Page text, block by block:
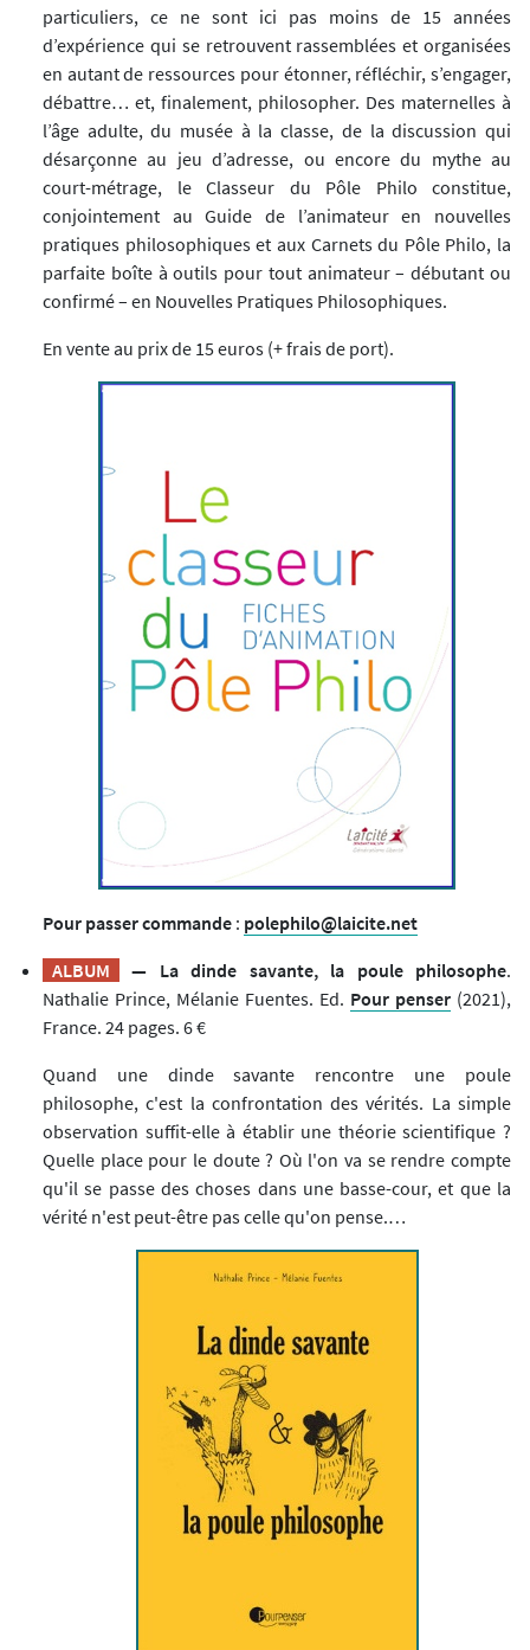
particuliers, ce ne sont ici pas moins de 15 années
d’expérience qui se retrouvent rassemblées et organisées
en autant de ressources pour étonner, réfléchir, s’engager,
débattre… et, finalement, philosopher. Des maternelles à
l’âge adulte, du musée à la classe, de la discussion qui
désarçonne au jeu d’adresse, ou encore du mythe au
court-métrage, le Classeur du Pôle Philo constitue,
conjointement au Guide de l’animateur en nouvelles
pratiques philosophiques et aux Carnets du Pôle Philo, la
parfaite boîte à outils pour tout animateur – débutant ou
confirmé – en Nouvelles Pratiques Philosophiques.
En vente au prix de 15 euros (+ frais de port).
Pour passer commande : polephilo@laicite.net
ALBUM
— La dinde savante, la poule philosophe.
Nathalie Prince, Mélanie Fuentes. Ed. Pour penser (2021),
France. 24 pages. 6 €
Quand une dinde savante rencontre une poule
philosophe, c'est la confrontation des vérités. La simple
observation suffit-elle à établir une théorie scientifique ?
Quelle place pour le doute ? Où l'on va se rendre compte
qu'il se passe des choses dans une basse-cour, et que la
vérité n'est peut-être pas celle qu'on pense.…